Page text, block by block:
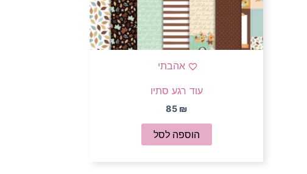
אהבתי
עוד רגע סתיו
85 ₪
הוספה לסל